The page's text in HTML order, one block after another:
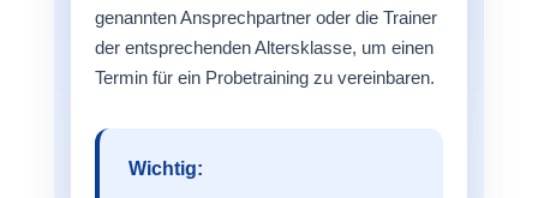
genannten Ansprechpartner oder die Trainer
der entsprechenden Altersklasse, um einen
Termin für ein Probetraining zu vereinbaren.
Wichtig: